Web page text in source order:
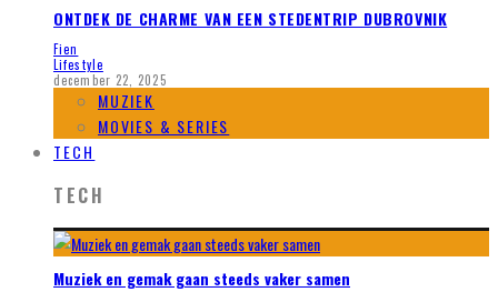
ONTDEK DE CHARME VAN EEN STEDENTRIP DUBROVNIK
Fien
Lifestyle
december 22, 2025
MUZIEK
MOVIES & SERIES
TECH
TECH
Muziek en gemak gaan steeds vaker samen